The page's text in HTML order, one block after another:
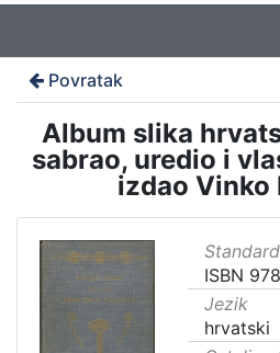
Povratak
Album slika
sabrao, uredio i
izdao Vinko
ISBN
Jezik
hrvatski